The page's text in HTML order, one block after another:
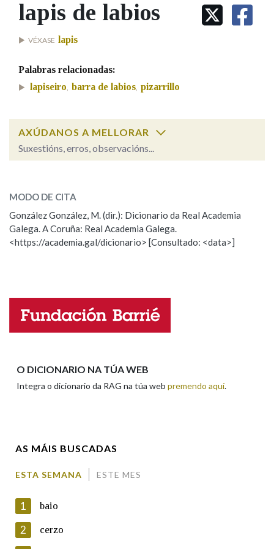
IDENTIDADE CORPORATIVA
MARCIAL DEL ADALID
FIGURAS HOMENAXEADAS
PORTAL DAS PALABRAS
Facebook
TwitterYoutubeInstagramBluesky
BUSCAR NOS LEMAS
Comeza por
Remata por
Contén
Nas definicións
Na fraseoloxía
OUTRAS OPCIÓNS DE BUSCA
Marcas gramaticais
lapis de labios
VÉXASE lapis
Palabras relacionadas:
lapiseiro, barra de labios, pizarrillo
AXÚDANOS A MELLORAR
Suxestións, erros, observacións...
ESCOLLE UNHA OPCIÓN:
Observación Hai un erro na palabra
Propoño mellorar a definición
Nome
MODO DE CITA
González González, M. (dir.): Dicionario da Real Academia
Galega. A Coruña: Real Academia Galega.
<https://academia.gal/dicionario> [Consultado: <data>]
O DICIONARIO NA TÚA WEB
Integra o dicionario da RAG na túa web premendo aquí.
AS MÁIS BUSCADAS
ESTA SEMANA ESTE MES
1 baio
2 cerzo